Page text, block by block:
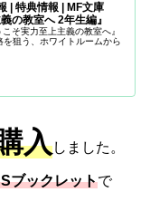
| 特典情報 | MF文庫
の教室へ 2年生編』
そ実力至上主義の教室へ』
狙う、ホワイトルームから
入しました。
ブックレットで